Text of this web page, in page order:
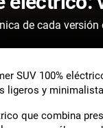
SUV 100%
ligeros y
que combina